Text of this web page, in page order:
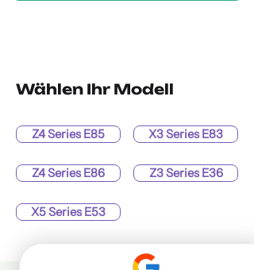
Wählen Ihr Modell
Z4 Series E85
Z4 Series E86
X5 Series E53
X3 Series E83
Z3 Series E36